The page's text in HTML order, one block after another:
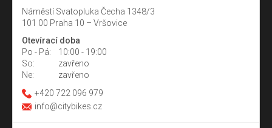
Náměstí Svatopluka Čecha 1348/3
101 00 Praha 10 – Vršovice
Otevírací doba
Po - Pá:
10:00 - 19:00
So:
zavřeno
Ne:
zavřeno
+420 722 096 979
info@citybikes.cz